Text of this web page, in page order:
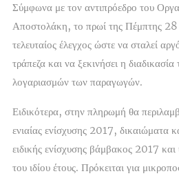
Σύμφωνα με τον αντιπρόεδρο του
Αποστολάκη, το πρωί της Πέμπτης 28
τελευταίος έλεγχος ώστε να σταλεί
τράπεζα και να ξεκινήσει η
λογαριασμών των παραγωγών.
Ειδικότερα, στην πληρωμή θα
ενιαίας ενίσχυσης 2017, δικαιώματα
ειδικής ενίσχυσης βάμβακος 2017
του ιδίου έτους. Πρόκειται για